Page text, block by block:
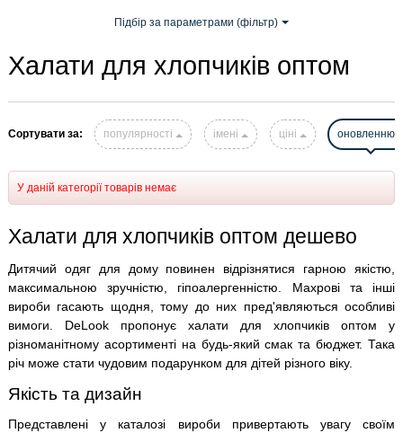
Підбір за параметрами (фільтр)
Халати для хлопчиків оптом
Сортувати за: популярності імені ціні оновленню
У даній категорії товарів немає
Халати для хлопчиків оптом дешево
Дитячий одяг для дому повинен відрізнятися гарною якістю,
максимальною зручністю, гіпоалергенністю. Махрові та інші
вироби гасають щодня, тому до них пред'являються особливі
вимоги. DeLook пропонує халати для хлопчиків оптом у
різноманітному асортименті на будь-який смак та бюджет. Така
річ може стати чудовим подарунком для дітей різного віку.
Якість та дизайн
Представлені у каталозі вироби привертають увагу своїм